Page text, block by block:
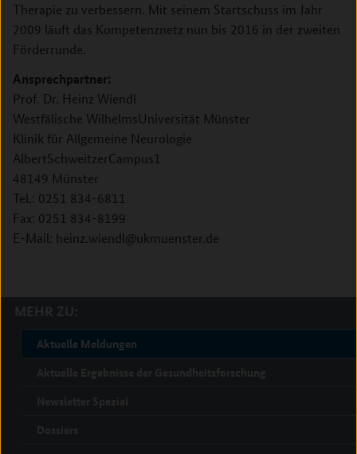
Therapie zu verbessern. Mit seinem Startschuss im Jahr
2009 läuft das Kompetenznetz nun bis 2016 in der zweiten
Förderrunde.
Ansprechpartner:
Prof. Dr. Heinz Wiendl
Westfälische Wilhelms­Universität Münster
Klinik für Allgemeine Neurologie
Albert­Schweitzer­Campus­1
48149 Münster
Tel.: 0251 834-6811
Fax: 0251 834-8199
E-­Mail: heinz.wiendl@ukmuenster.de
Aktuelle Meldungen